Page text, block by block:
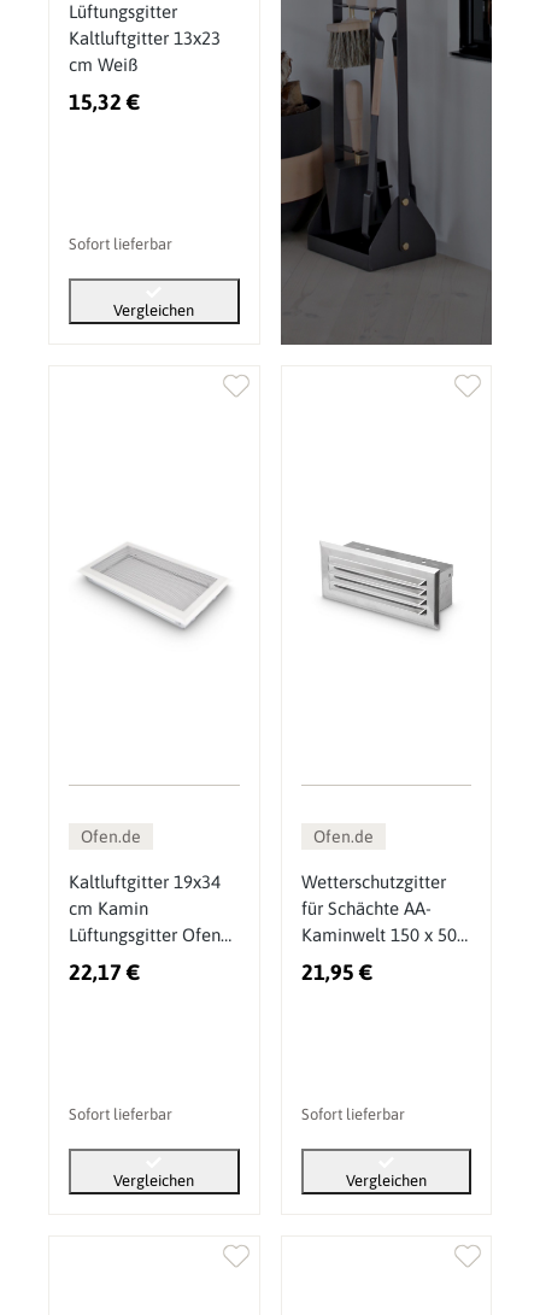
Lüftungsgitter
Kaltluftgitter 13x23
cm Weiß
15,32 €
Sofort lieferbar
Vergleichen
Ofen.de
Kaltluftgitter 19x34
cm Kamin
Lüftungsgitter Ofen
Gitter Weiß
22,17 €
Sofort lieferbar
Vergleichen
Ofen.de
Wetterschutzgitter
für Schächte AA-
Kaminwelt 150 x 50
mm
21,95 €
Sofort lieferbar
Vergleichen